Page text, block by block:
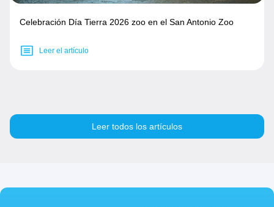
Celebración Día Tierra 2026 zoo en el San Antonio Zoo
Leer el artículo
Leer todos los artículos